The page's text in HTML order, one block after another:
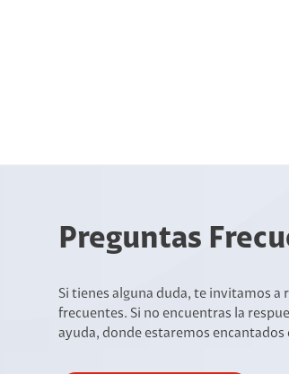
Preguntas
Si tienes alguna duda, te invitamos a
frecuentes. Si no encuentras la
ayuda, donde estaremos encantados